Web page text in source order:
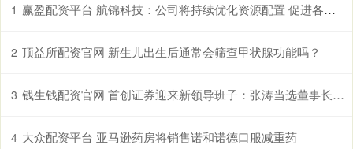
1 赢盈配资平台 航锦科技：公司将持续优化资源配置 促进各业务板块高质量发展
2 顶益所配资官网 新生儿出生后通常会筛查甲状腺功能吗？
3 钱生钱配资官网 首创证券迎来新领导班子：张涛当选董事长 蒋青峰出任总经理
4 大众配资平台 亚马逊药房将销售诺和诺德口服减重药